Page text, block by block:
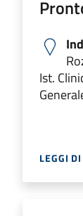
Ist.
LEGGI